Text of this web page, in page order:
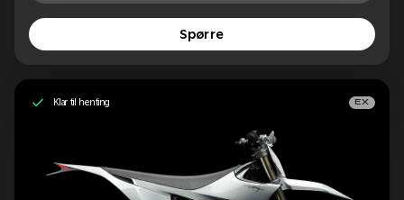
Spørre
Klar til henting EX